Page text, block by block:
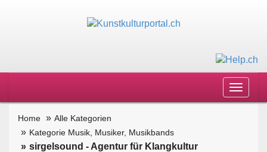
Toggle
Home
Alle Kategorien
Kategorie Musik, Musiker, Musikbands
sirgelsound - Agentur für Klangkultur